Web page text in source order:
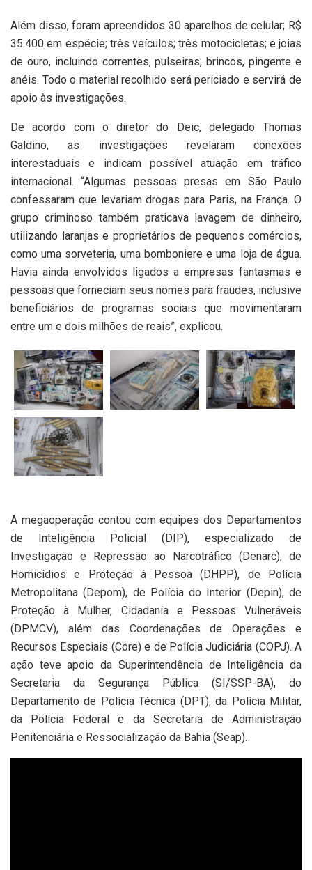
Além disso, foram apreendidos 30 aparelhos de celular; R$
35.400 em espécie; três veículos; três motocicletas; e joias
de ouro, incluindo correntes, pulseiras, brincos, pingente e
anéis. Todo o material recolhido será periciado e servirá de
apoio às investigações.
De acordo com o diretor do Deic, delegado Thomas
Galdino, as investigações revelaram conexões
interestaduais e indicam possível atuação em tráfico
internacional. “Algumas pessoas presas em São Paulo
confessaram que levariam drogas para Paris, na França. O
grupo criminoso também praticava lavagem de dinheiro,
utilizando laranjas e proprietários de pequenos comércios,
como uma sorveteria, uma bomboniere e uma loja de água.
Havia ainda envolvidos ligados a empresas fantasmas e
pessoas que forneciam seus nomes para fraudes, inclusive
beneficiários de programas sociais que movimentaram
entre um e dois milhões de reais”, explicou.
A megaoperação contou com equipes dos Departamentos
de Inteligência Policial (DIP), especializado de
Investigação e Repressão ao Narcotráfico (Denarc), de
Homicídios e Proteção à Pessoa (DHPP), de Polícia
Metropolitana (Depom), de Polícia do Interior (Depin), de
Proteção à Mulher, Cidadania e Pessoas Vulneráveis
(DPMCV), além das Coordenações de Operações e
Recursos Especiais (Core) e de Polícia Judiciária (COPJ). A
ação teve apoio da Superintendência de Inteligência da
Secretaria da Segurança Pública (SI/SSP-BA), do
Departamento de Polícia Técnica (DPT), da Polícia Militar,
da Polícia Federal e da Secretaria de Administração
Penitenciária e Ressocialização da Bahia (Seap).